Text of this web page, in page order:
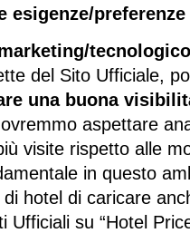
preferenze
tecnologico
del Sito Ufficiale,
una buona
aspettare
visite rispetto alle
in questo
hotel di caricare
Ufficiali su “Hotel